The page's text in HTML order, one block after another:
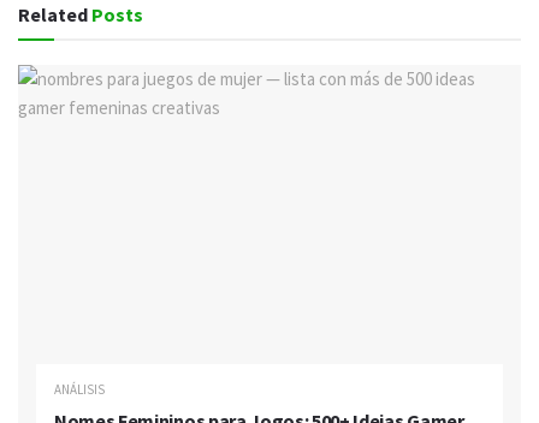
Related Posts
ANÁLISIS